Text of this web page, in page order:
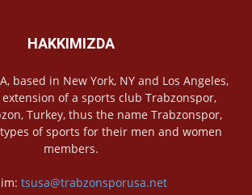
HAKKIMIZDA
based in New York, NY and Los Angeles,
extension of a sports club Trabzonspor,
Turkey, thus the name Trabzonspor,
of sports for their men and women
members.
tsusa@trabzonsporusa.net